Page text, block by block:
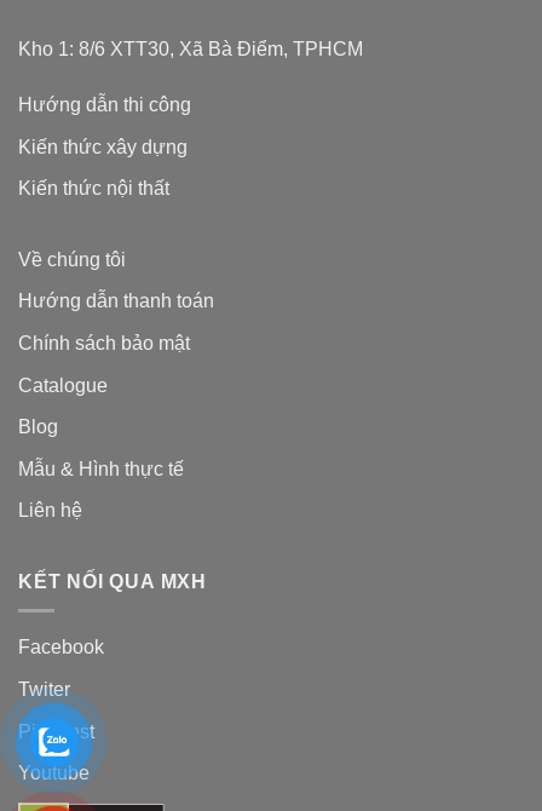
Kho 1: 8/6 XTT30, Xã Bà Điểm, TPHCM
Hướng dẫn thi công
Kiến thức xây dựng
Kiến thức nội thất
Về chúng tôi
Hướng dẫn thanh toán
Chính sách bảo mật
Catalogue
Blog
Mẫu & Hình thực tế
Liên hệ
KẾT NỐI QUA MXH
Facebook
Twiter
Pinterest
Youtube